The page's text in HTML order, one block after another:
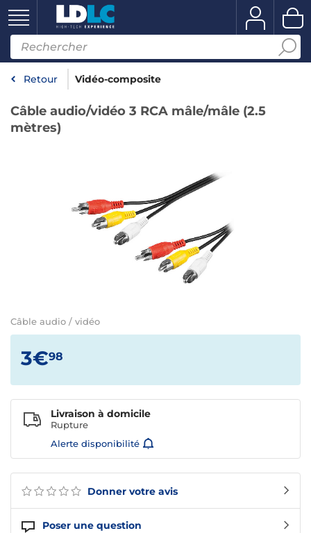
Retour Vidéo-composite
Câble audio/vidéo 3 RCA mâle/mâle (2.5
mètres)
Câble audio / vidéo
Donner votre avis
Poser une question
3€98
Livraison à domicile
Rupture
Alerte disponibilité